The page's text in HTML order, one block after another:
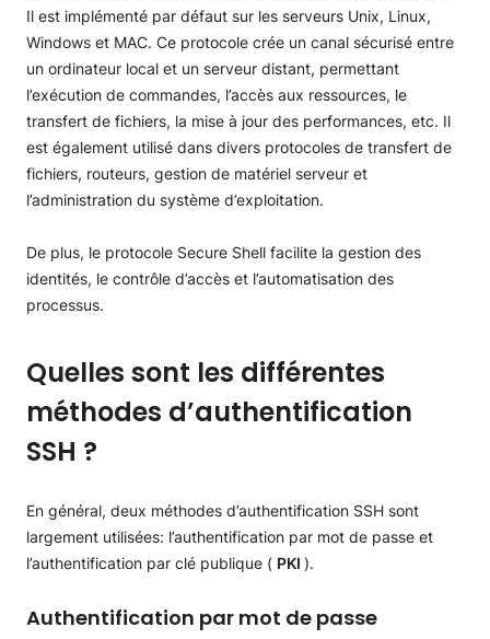
Il est implémenté par défaut sur les serveurs Unix, Linux,
Windows et MAC. Ce protocole crée un canal sécurisé entre
un ordinateur local et un serveur distant, permettant
l’exécution de commandes, l’accès aux ressources, le
transfert de fichiers, la mise à jour des performances, etc. Il
est également utilisé dans divers protocoles de transfert de
fichiers, routeurs, gestion de matériel serveur et
l’administration du système d’exploitation.
De plus, le protocole Secure Shell facilite la gestion des
identités, le contrôle d’accès et l’automatisation des
processus.
Quelles sont les différentes
méthodes d’authentification
SSH ?
En général, deux méthodes d’authentification SSH sont
largement utilisées: l’authentification par mot de passe et
l’authentification par clé publique ( PKI ).
Authentification par mot de passe